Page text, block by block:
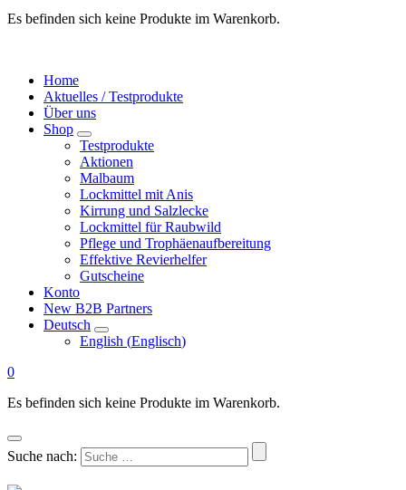
Es befinden sich keine Produkte im Warenkorb.
Home
Aktuelles / Testprodukte
Über uns
Shop
Testprodukte
Aktionen
Malbaum
Lockmittel mit Anis
Kirrung und Salzlecke
Lockmittel für Raubwild
Pflege und Trophäenaufbereitung
Effektive Revierhelfer
Gutscheine
Konto
New B2B Partners
Deutsch
English (Englisch)
0
Es befinden sich keine Produkte im Warenkorb.
Suche nach: